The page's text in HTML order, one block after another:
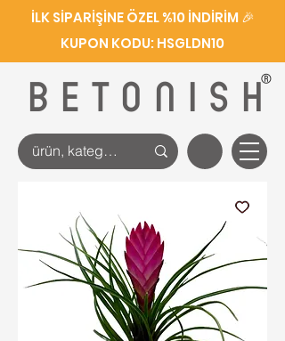
BETONISH
®
İLK SİPARİŞİNE ÖZEL %10 İNDİRİM 🎉
KUPON KODU: HSGLDN10